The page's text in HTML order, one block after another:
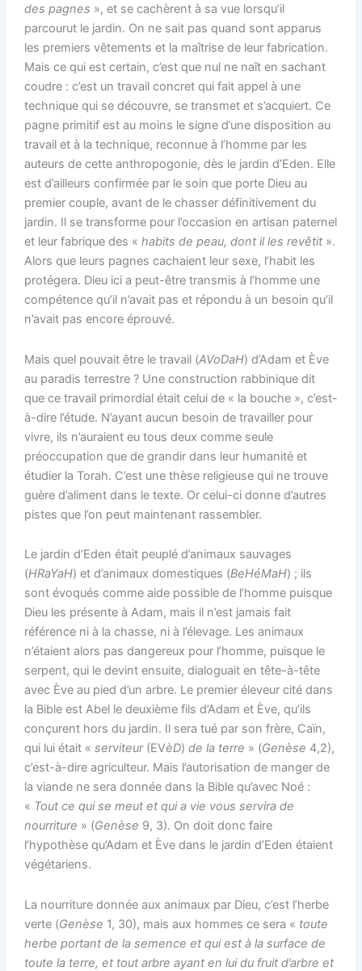
des pagnes », et se cachèrent à sa vue lorsqu’il
parcourut le jardin. On ne sait pas quand sont apparus
les premiers vêtements et la maîtrise de leur fabrication.
Mais ce qui est certain, c’est que nul ne naît en sachant
coudre : c’est un travail concret qui fait appel à une
technique qui se découvre, se transmet et s’acquiert. Ce
pagne primitif est au moins le signe d’une disposition au
travail et à la technique, reconnue à l’homme par les
auteurs de cette anthropogonie, dès le jardin d’Eden. Elle
est d’ailleurs confirmée par le soin que porte Dieu au
premier couple, avant de le chasser définitivement du
jardin. Il se transforme pour l’occasion en artisan paternel
et leur fabrique des « habits de peau, dont il les revêtit».
Alors que leurs pagnes cachaient leur sexe, l’habit les
protégera. Dieu ici a peut-être transmis à l’homme une
compétence qu’il n’avait pas et répondu à un besoin qu’il
n’avait pas encore éprouvé.
Mais quel pouvait être le travail (AVoDaH) d’Adam et Ève
au paradis terrestre ? Une construction rabbinique dit
que ce travail primordial était celui de « la bouche », c’est-
à-dire l’étude. N’ayant aucun besoin de travailler pour
vivre, ils n’auraient eu tous deux comme seule
préoccupation que de grandir dans leur humanité et
étudier la Torah. C’est une thèse religieuse qui ne trouve
guère d’aliment dans le texte. Or celui-ci donne d’autres
pistes que l’on peut maintenant rassembler.
Le jardin d’Eden était peuplé d’animaux sauvages
(HRaYaH) et d’animaux domestiques (BeHéMaH) ; ils
sont évoqués comme aide possible de l’homme puisque
Dieu les présente à Adam, mais il n’est jamais fait
référence ni à la chasse, ni à l’élevage. Les animaux
n’étaient alors pas dangereux pour l’homme, puisque le
serpent, qui le devint ensuite, dialoguait en tête-à-tête
avec Ève au pied d’un arbre. Le premier éleveur cité dans
la Bible est Abel le deuxième fils d’Adam et Ève, qu’ils
conçurent hors du jardin. Il sera tué par son frère, Caïn,
qui lui était « serviteur (EVèD) de la terre » (Genèse 4,2),
c’est-à-dire agriculteur. Mais l’autorisation de manger de
la viande ne sera donnée dans la Bible qu’avec Noé :
« Tout ce qui se meut et qui a vie vous servira de
nourriture » (Genèse 9, 3). On doit donc faire
l’hypothèse qu’Adam et Ève dans le jardin d’Eden étaient
végétariens.
La nourriture donnée aux animaux par Dieu, c’est l’herbe
verte (Genèse 1, 30), mais aux hommes ce sera « toute
herbe portant de la semence et qui est à la surface de
toute la terre, et tout arbre ayant en lui du fruit d’arbre et